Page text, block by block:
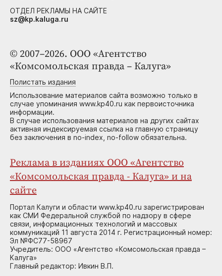
© 2007–2026. ООО «Агентство
«Комсомольская правда – Калуга»
Полистать издания
Использование материалов сайта возможно только в
случае упоминания www.kp40.ru как первоисточника
информации.
В случае использования материалов на других сайтах
активная индексируемая ссылка на главную страницу
без заключения в no-index, no-follow обязательна.
Реклама в изданиях ООО «Агентство
«Комсомольская правда - Калуга» и на
сайте
Портал Калуги и области www.kp40.ru зарегистрирован
как СМИ Федеральной службой по надзору в сфере
связи, информационных технологий и массовых
коммуникаций 11 августа 2014 г. Регистрационный номер:
Эл №ФС77-58967
Учредитель: ООО «Агентство «Комсомольская правда –
Калуга»
Главный редактор: Ивкин В.П.
ОТДЕЛ РЕКЛАМЫ НА САЙТЕ
sz@kp.kaluga.ru